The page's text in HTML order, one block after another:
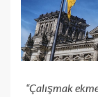
“Çalışmak